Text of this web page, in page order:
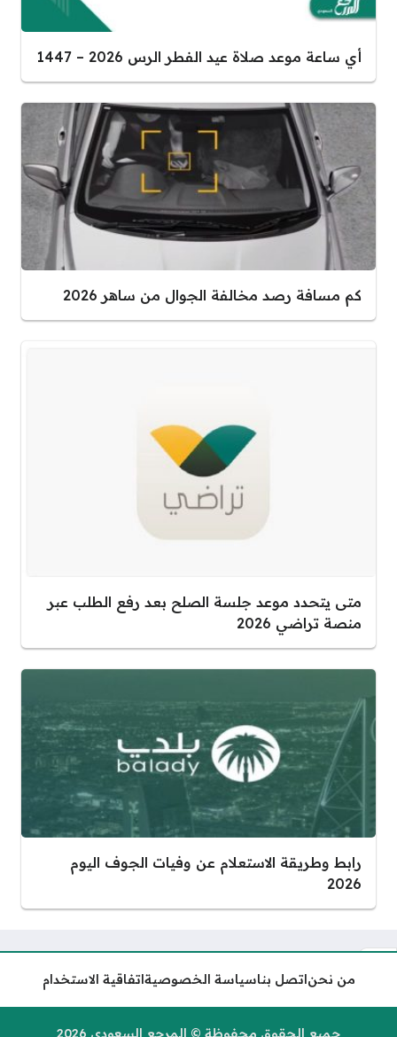
أي ساعة موعد صلاة عيد الفطر الرس 2026 – 1447
كم مسافة رصد مخالفة الجوال من ساهر 2026
متى يتحدد موعد جلسة الصلح بعد رفع الطلب عبر
منصة تراضي 2026
رابط وطريقة الاستعلام عن وفيات الجوف اليوم
2026
من نحناتصل بناسياسة الخصوصيةاتفاقية الاستخدام
جميع الحقوق محفوظة © المرجع السعودي 2026
شروط التسجيل في حساب
المواطن لجميع الفئات في